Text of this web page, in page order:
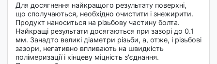
Для досягнення найкращого результату поверхні,
що сполучаються, необхідно очистити і знежирити.
Продукт наноситься на різьбову частину болта.
Найкращі результати досягаються при зазорі до 0.1
мм. Занадто великі діаметри різьби, а, отже, і різьбові
зазори, негативно впливають на швидкість
полімеризації і кінцеву міцність з'єднання.